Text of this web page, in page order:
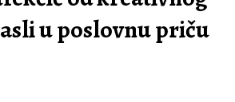
u poslovnu priču